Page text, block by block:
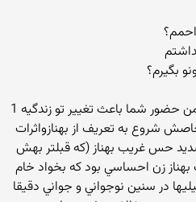
بگيرم؟
- امروز واقعا روز خوبي بود براي من حضور شما باعث تغيير تو زندگيه 1
شروع به تعريف از بهنازواثرات
حس غريب بهناز (كه قبلتر بهش
زن احساسي بود كه بخواد خام
در سنين نوجواني و جواني دقيقا